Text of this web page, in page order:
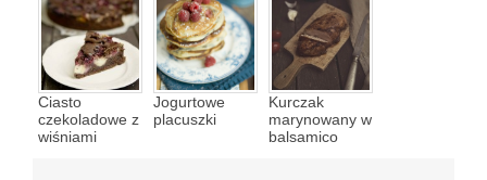
Ciasto
czekoladowe z
wiśniami
Jogurtowe
placuszki
Kurczak
marynowany w
balsamico